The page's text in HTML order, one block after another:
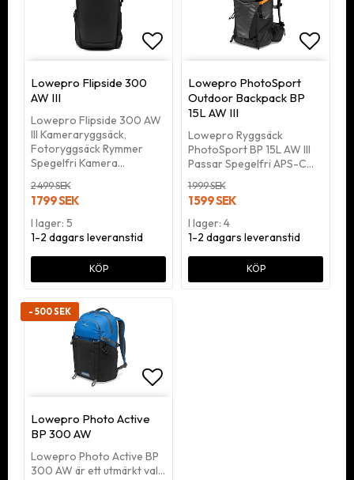
Lowepro Flipside 300
AW III
Lowepro Flipside 300 AW
III Kameraryggsäck,
Fotoryggsäck Rymmer
Spegelfri Kamera…
2 499 SEK
1 799 SEK
I lager: 5
1-2 dagars leveranstid
KÖP
Lowepro PhotoSport
Outdoor Backpack BP
15L AW III
Lowepro Ryggsäck
PhotoSport BP 15L AW III
Passar Spegelfri APS-C…
1 999 SEK
1 599 SEK
I lager: 4
1-2 dagars leveranstid
KÖP
- 500 SEK
Lowepro Photo Active
BP 300 AW
Lowepro Photo Active BP
300 AW är ett utmärkt val…